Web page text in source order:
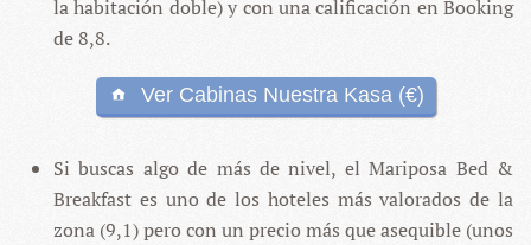
la habitación doble) y con una calificación en Booking
de 8,8.
Ver Cabinas Nuestra Kasa (€)
Si buscas algo de más de nivel, el Mariposa Bed &
Breakfast es uno de los hoteles más valorados de la
zona (9,1) pero con un precio más que asequible (unos